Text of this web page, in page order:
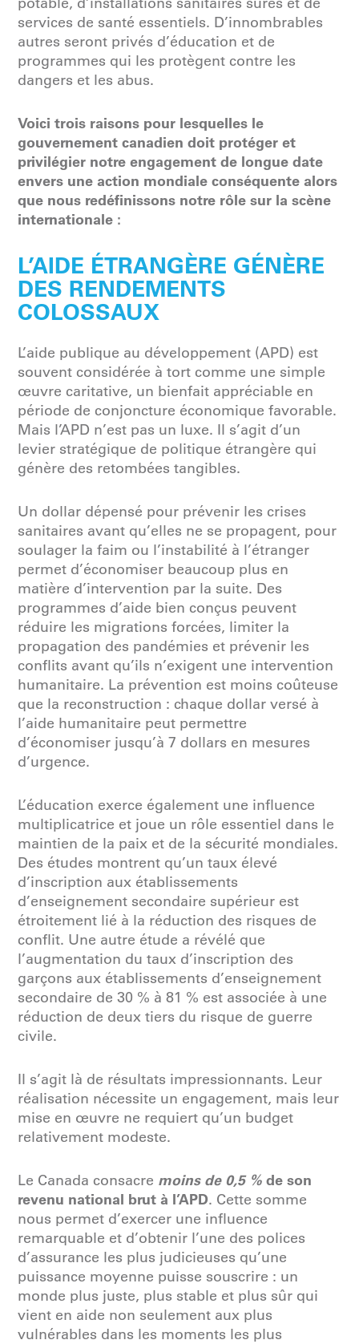
services de santé essentiels. D’innombrables
autres seront privés d’éducation et de
programmes qui les protègent contre les
dangers et les abus.
Voici trois raisons pour lesquelles le
gouvernement canadien doit protéger et
privilégier notre engagement de longue date
envers une action mondiale conséquente alors
que nous redéfinissons notre rôle sur la scène
internationale :
L’AIDE ÉTRANGÈRE GÉNÈRE
DES RENDEMENTS
COLOSSAUX
L’aide publique au développement (APD) est
souvent considérée à tort comme une simple
œuvre caritative, un bienfait appréciable en
période de conjoncture économique favorable.
Mais l’APD n’est pas un luxe. Il s’agit d’un
levier stratégique de politique étrangère qui
génère des retombées tangibles.
Un dollar dépensé pour prévenir les crises
sanitaires avant qu’elles ne se propagent, pour
soulager la faim ou l’instabilité à l’étranger
permet d’économiser beaucoup plus en
matière d’intervention par la suite. Des
programmes d’aide bien conçus peuvent
réduire les migrations forcées, limiter la
propagation des pandémies et prévenir les
conflits avant qu’ils n’exigent une intervention
humanitaire. La prévention est moins coûteuse
que la reconstruction : chaque dollar versé à
l’aide humanitaire peut permettre
d’économiser jusqu’à 7 dollars en mesures
d’urgence.
L’éducation exerce également une influence
multiplicatrice et joue un rôle essentiel dans le
maintien de la paix et de la sécurité mondiales.
Des études montrent qu’un taux élevé
d’inscription aux établissements
d’enseignement secondaire supérieur est
étroitement lié à la réduction des risques de
conflit. Une autre étude a révélé que
l’augmentation du taux d’inscription des
garçons aux établissements d’enseignement
secondaire de 30 % à 81 % est associée à une
réduction de deux tiers du risque de guerre
civile.
Il s’agit là de résultats impressionnants. Leur
réalisation nécessite un engagement, mais leur
mise en œuvre ne requiert qu’un budget
relativement modeste.
Le Canada consacre moins de 0,5 % de son
revenu national brut à l’APD. Cette somme
nous permet d’exercer une influence
remarquable et d’obtenir l’une des polices
d’assurance les plus judicieuses qu’une
puissance moyenne puisse souscrire : un
monde plus juste, plus stable et plus sûr qui
vient en aide non seulement aux plus
vulnérables dans les moments les plus